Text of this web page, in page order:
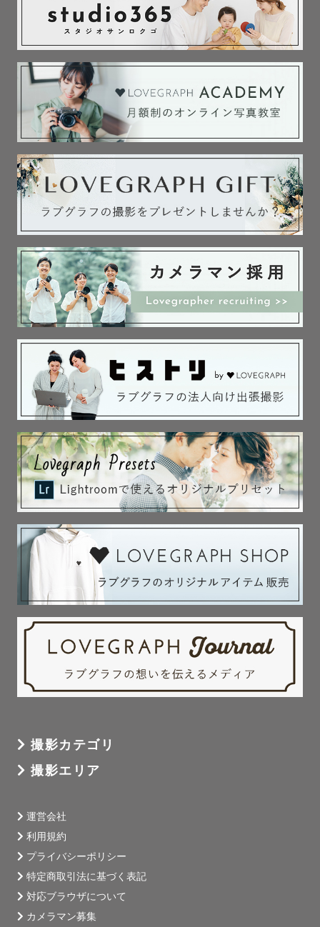
撮影カテゴリ
撮影エリア
運営会社
利用規約
プライバシーポリシー
特定商取引法に基づく表記
対応ブラウザについて
カメラマン募集